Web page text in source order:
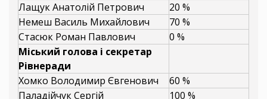
Лащук Анатолій Петрович
20 %
Немеш Василь Михайлович
70 %
Стасюк Роман Павлович
0 %
Міський голова і секретар
Рівнеради
Хомко Володимир Євгенович
60 %
Паладійчук Сергій
100 %